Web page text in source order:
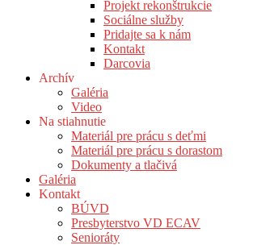
Projekt rekonštrukcie
Sociálne služby
Pridajte sa k nám
Kontakt
Darcovia
Archív
Galéria
Video
Na stiahnutie
Materiál pre prácu s deťmi
Materiál pre prácu s dorastom
Dokumenty a tlačivá
Galéria
Kontakt
BÚVD
Presbyterstvo VD ECAV
Senioráty